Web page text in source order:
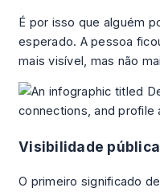
É por isso que alguém
esperado. A pessoa
mais visível, mas não
Visibilidade
O primeiro significado de